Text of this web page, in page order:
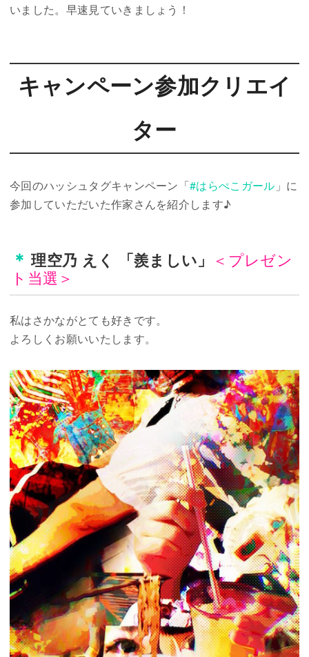
いました。早速見ていきましょう！
キャンペーン参加クリエイ
ター
今回のハッシュタグキャンペーン「#はらぺこガール 」に
参加していただいた作家さんを紹介します♪
理空乃 えく‏ 「羨ましい」
＜プレゼン
ト当選＞
私はさかながとても好きです。
よろしくお願いいたします。